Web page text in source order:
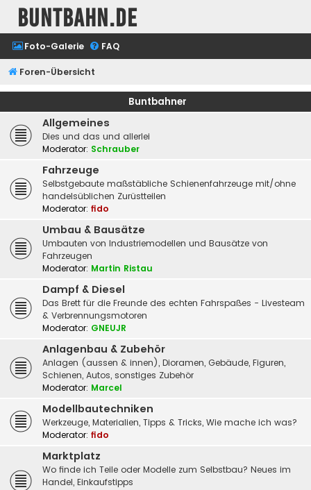
buntbahn.de
Foto-Galerie FAQ
Foren-Übersicht
Buntbahner
Allgemeines
Dies und das und allerlei
Moderator: Schrauber
Fahrzeuge
Selbstgebaute maßstäbliche Schienenfahrzeuge mit/ohne
handelsüblichen Zurüstteilen
Moderator: fido
Umbau & Bausätze
Umbauten von Industriemodellen und Bausätze von
Fahrzeugen
Moderator: Martin Ristau
Dampf & Diesel
Das Brett für die Freunde des echten Fahrspaßes - Livesteam
& Verbrennungsmotoren
Moderator: GNEUJR
Anlagenbau & Zubehör
Anlagen (aussen & innen), Dioramen, Gebäude, Figuren,
Schienen, Autos, sonstiges Zubehör
Moderator: Marcel
Modellbautechniken
Werkzeuge, Materialien, Tipps & Tricks, Wie mache ich was?
Moderator: fido
Marktplatz
Wo finde ich Teile oder Modelle zum Selbstbau? Neues im
Handel, Einkaufstipps